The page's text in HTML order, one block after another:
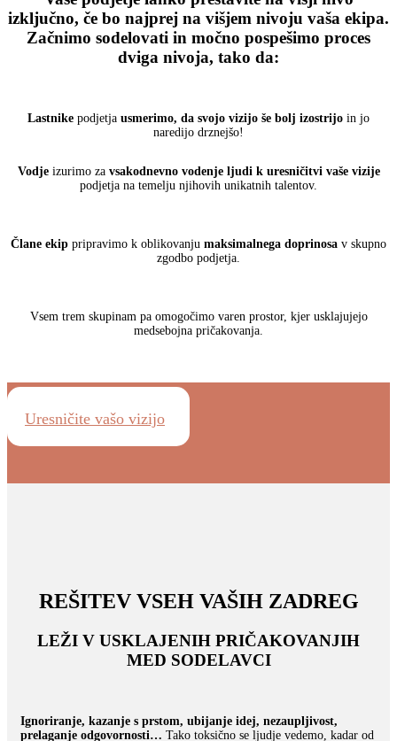
izključno, če bo najprej na višjem nivoju vaša ekipa.
Začnimo sodelovati in močno pospešimo proces
dviga nivoja, tako da:
Lastnike podjetja usmerimo, da svojo vizijo še bolj izostrijo in jo
naredijo drznejšo!
Vodjeizurimo za vsakodnevno vodenje ljudi k uresničitvi vaše vizije
podjetja na temelju njihovih unikatnih talentov.
Člane ekip pripravimo k oblikovanju maksimalnega doprinosa v skupno
zgodbo podjetja.
Vsem trem skupinam pa omogočimo varen prostor, kjer usklajujejo
medsebojna pričakovanja.
Uresničite vašo vizijo
REŠITEV VSEH VAŠIH ZADREG
LEŽI V USKLAJENIH PRIČAKOVANJIH
MED SODELAVCI
Ignoriranje, kazanje s prstom, ubijanje idej, nezaupljivost,
prelaganje odgovornosti… Tako toksično se ljudje vedemo, kadar od